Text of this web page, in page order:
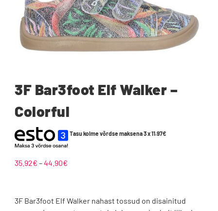
3F Bar3foot Elf Walker –
Colorful
Tasu kolme võrdse maksena 3 x11.97€
35.92€ –44.90€
44.90€
3F Bar3foot Elf Walker nahast tossud on disainitud